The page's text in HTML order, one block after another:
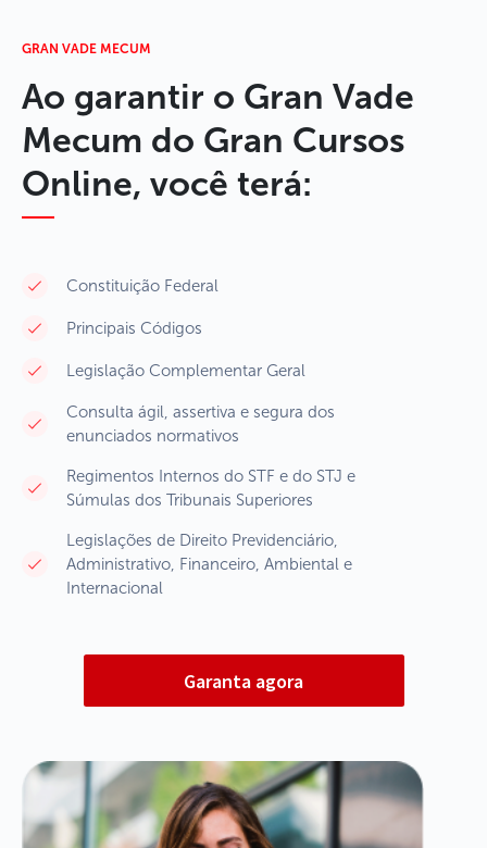
GRAN VADE MECUM
Ao garantir o Gran Vade
Mecum do Gran Cursos
Online, você terá:
Constituição Federal
Principais Códigos
Legislação Complementar Geral
Consulta ágil, assertiva e segura dos
enunciados normativos
Regimentos Internos do STF e do STJ e
Súmulas dos Tribunais Superiores
Legislações de Direito Previdenciário,
Administrativo, Financeiro, Ambiental e
Internacional
Garanta agora